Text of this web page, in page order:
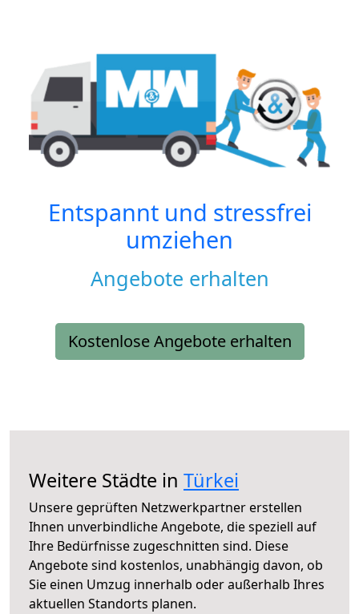
Entspannt und stressfrei
umziehen
Angebote erhalten
Kostenlose Angebote erhalten
Weitere Städte in Türkei
Unsere geprüften Netzwerkpartner erstellen
Ihnen unverbindliche Angebote, die speziell auf
Ihre Bedürfnisse zugeschnitten sind. Diese
Angebote sind kostenlos, unabhängig davon, ob
Sie einen Umzug innerhalb oder außerhalb Ihres
aktuellen Standorts planen.